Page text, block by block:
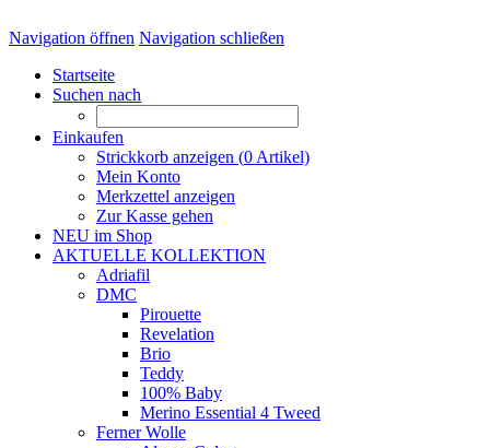
Navigation öffnen Navigation schließen
Startseite
Suchen nach
Einkaufen
Strickkorb anzeigen (0 Artikel)
Mein Konto
Merkzettel anzeigen
Zur Kasse gehen
NEU im Shop
AKTUELLE KOLLEKTION
Adriafil
DMC
Pirouette
Revelation
Brio
Teddy
100% Baby
Merino Essential 4 Tweed
Ferner Wolle